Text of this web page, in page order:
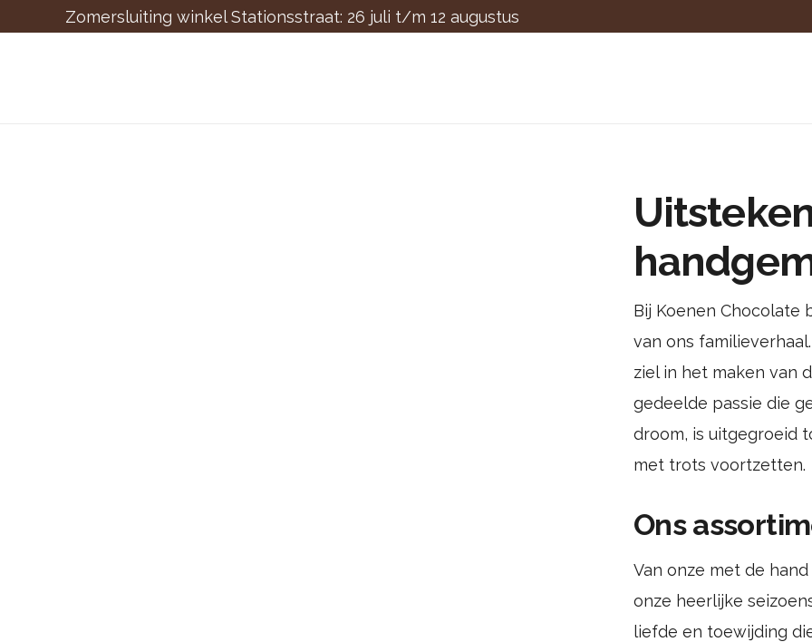
Zomersluiting winkel Stationsstraat: 26 juli t/m 12 augustus
Bij Koenen Chocolate
van ons
ziel in het maken van
gedeelde passie die
droom, is uitgegroeid
met trots voortzetten.
Ons
Van onze met de
onze heerlijke
liefde en toewijding